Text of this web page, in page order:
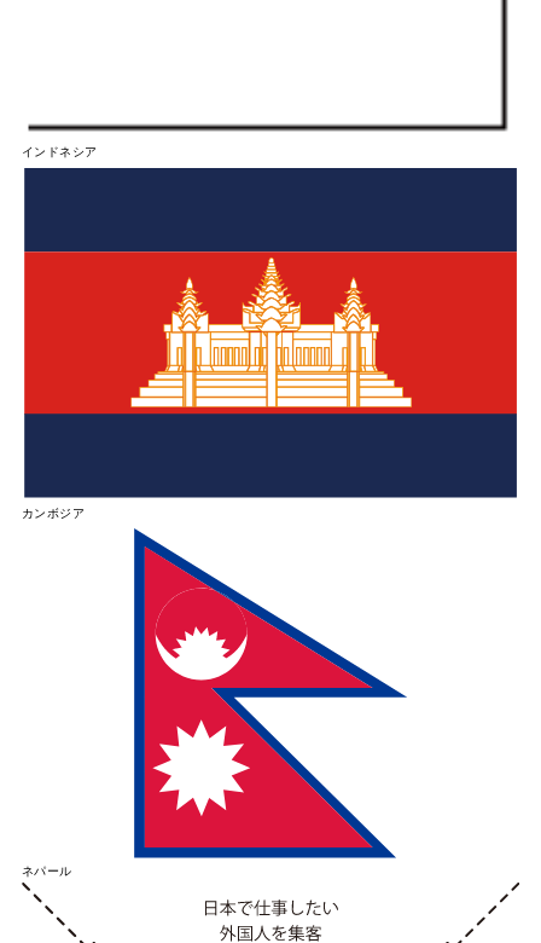
インドネシア
カンボジア
ネパール